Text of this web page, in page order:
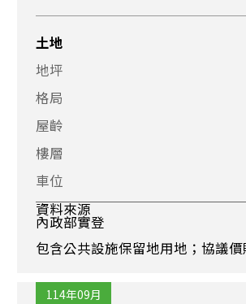
土地
地坪
格局
屋齡
樓層
車位
資料來源
內政部實登
包含公共設施保留地用地；協議價
114年09月